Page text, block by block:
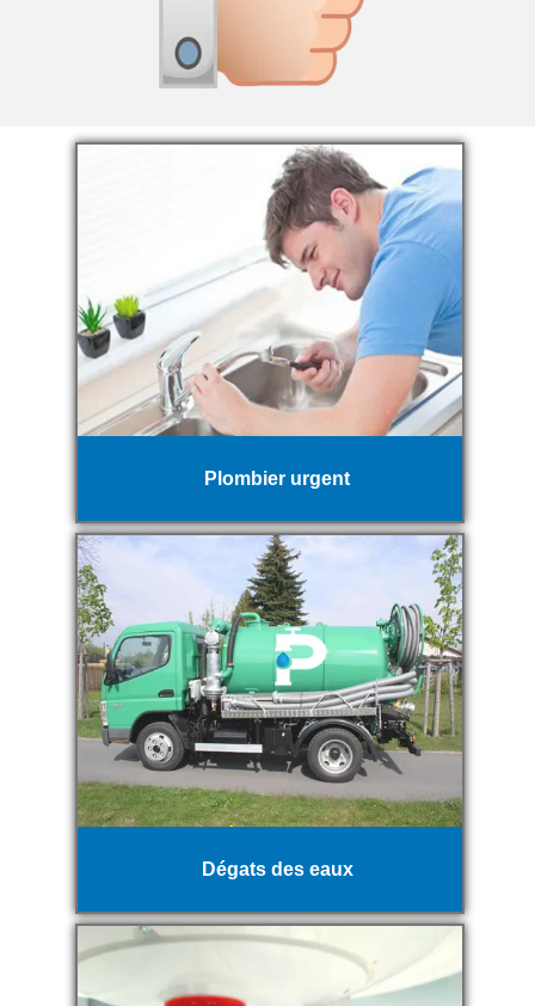
Plombier urgent
Dégats des eaux